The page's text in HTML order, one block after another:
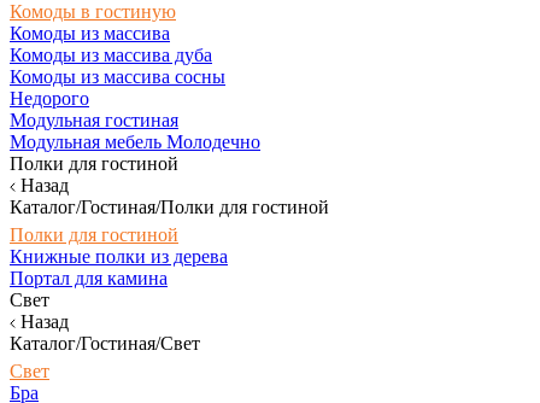
Комоды в гостиную
Комоды из массива
Комоды из массива дуба
Комоды из массива сосны
Недорого
Модульная гостиная
Модульная мебель Молодечно
Полки для гостиной
Назад
Каталог/Гостиная/Полки для гостиной
Полки для гостиной
Книжные полки из дерева
Портал для камина
Свет
Назад
Каталог/Гостиная/Свет
Свет
Бра